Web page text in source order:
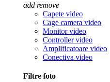
add remove
Capete video
Cage camera video
Monitor video
Controller video
Amplificatoare video
Conectiva video
Filtre foto